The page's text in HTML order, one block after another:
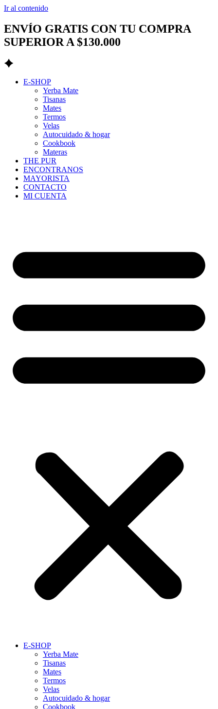
Ir al contenido
ENVÍO GRATIS CON TU COMPRA
SUPERIOR A $130.000
E-SHOP
Yerba Mate
Tisanas
Mates
Termos
Velas
Autocuidado & hogar
Cookbook
Materas
THE PUR
ENCONTRANOS
MAYORISTA
CONTACTO
MI CUENTA
E-SHOP
Yerba Mate
Tisanas
Mates
Termos
Velas
Autocuidado & hogar
Cookbook